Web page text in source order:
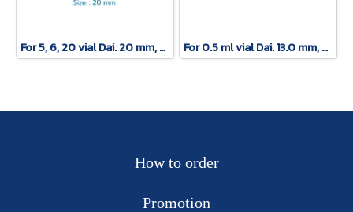
For 5, 6, 20 vial Dai. 20 mm, Chlorobutyl Rubber Stopper For 0.5 ml vial Dai. 13.0 mm, Black solid cap and PE septa
How to order
Promotion